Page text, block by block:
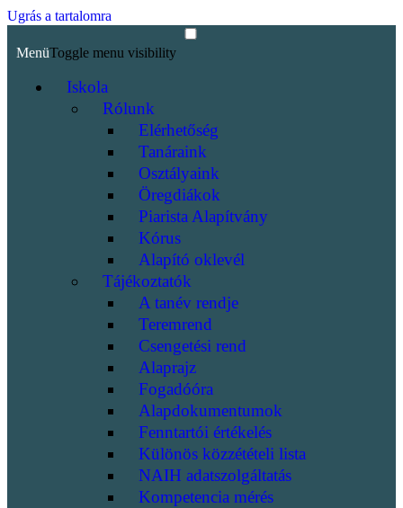
Ugrás a tartalomra
MenüToggle menu visibility
Iskola
Rólunk
Elérhetőség
Tanáraink
Osztályaink
Öregdiákok
Piarista Alapítvány
Kórus
Alapító oklevél
Tájékoztatók
A tanév rendje
Teremrend
Csengetési rend
Alaprajz
Fogadóóra
Alapdokumentumok
Fenntartói értékelés
Különös közzétételi lista
NAIH adatszolgáltatás
Kompetencia mérés